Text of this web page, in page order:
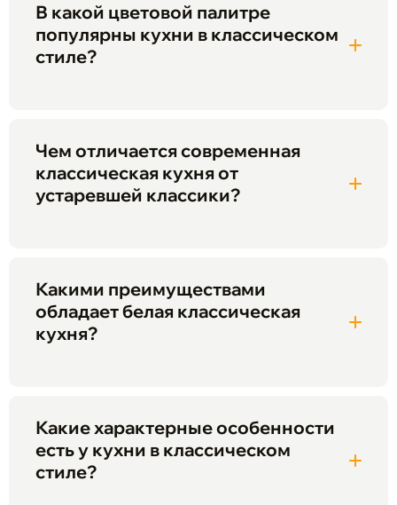
В какой цветовой палитре
популярны кухни в классическом
стиле?
Чем отличается современная
классическая кухня от
устаревшей классики?
Какими преимуществами
обладает белая классическая
кухня?
Какие характерные особенности
есть у кухни в классическом
стиле?